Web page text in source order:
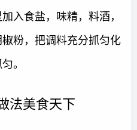
入食盐，味精，料酒，
粉，把调料充分抓匀化
。
法美食天下